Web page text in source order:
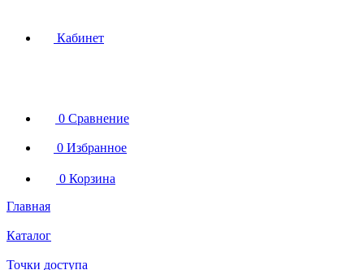
Кабинет
0 Сравнение
0 Избранное
0 Корзина
Главная
Каталог
Точки доступа